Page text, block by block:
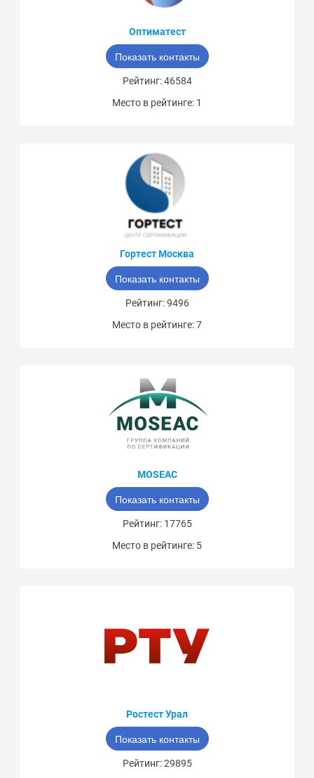
Оптиматест
Показать контакты
Рейтинг: 46584
Место в рейтинге: 1
Гортест Москва
Показать контакты
Рейтинг: 9496
Место в рейтинге: 7
MOSEAC
Показать контакты
Рейтинг: 17765
Место в рейтинге: 5
Ростест Урал
Показать контакты
Рейтинг: 29895